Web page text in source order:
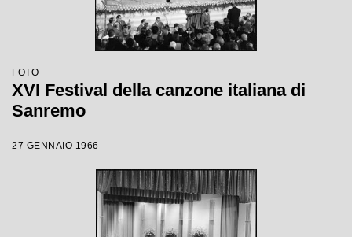
FOTO
XVI Festival della canzone italiana di
Sanremo
27 GENNAIO 1966